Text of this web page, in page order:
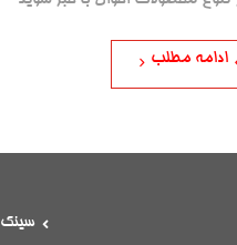
ادامه مطلب
سینک